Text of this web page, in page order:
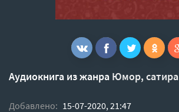
Аудиокнига из жанра Юмор, сатира
Добавлено: 15-07-2020, 21:47